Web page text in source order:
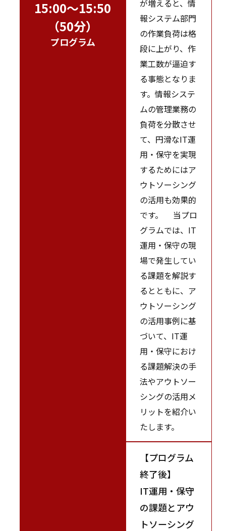
15:00～15:50
（50分）
プログラム
が増えると、情
報システム部門
の作業負荷は格
段に上がり、作
業工数が逼迫す
る事態となりま
す。情報システ
ムの管理業務の
負荷を分散させ
て、円滑なIT運
用・保守を実現
するためにはア
ウトソーシング
の活用も効果的
です。 当プロ
グラムでは、IT
運用・保守の現
場で発生してい
る課題を解説す
るとともに、ア
ウトソーシング
の活用事例に基
づいて、IT運
用・保守におけ
る課題解決の手
法やアウトソー
シングの活用メ
リットを紹介い
たします。
【プログラム
終了後】
IT運用・保守
の課題とアウ
トソーシング